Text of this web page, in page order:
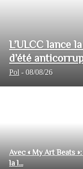
L’ULCC lance
d’été
Pol - 08/08/26
Avec « My Art Beats
la l...